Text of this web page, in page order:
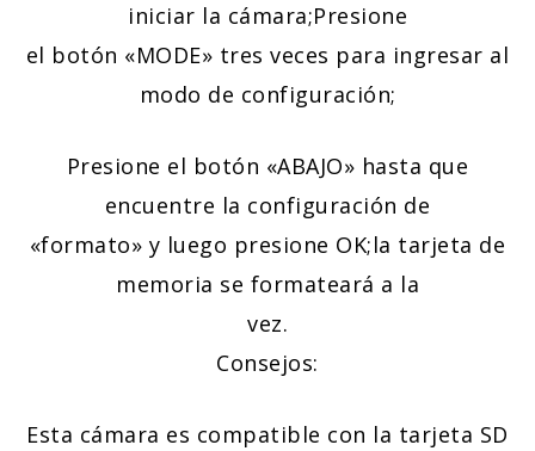
iniciar la cámara;Presione
el botón «MODE» tres veces para ingresar al
modo de configuración;
Presione el botón «ABAJO» hasta que
encuentre la configuración de
«formato» y luego presione OK;la tarjeta de
memoria se formateará a la
vez.
Consejos:
Esta cámara es compatible con la tarjeta SD